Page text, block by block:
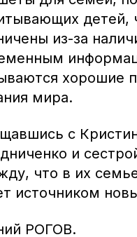
детей,
из-за
хорошие
мира.
с
и
что в их
источником
РОГОВ.